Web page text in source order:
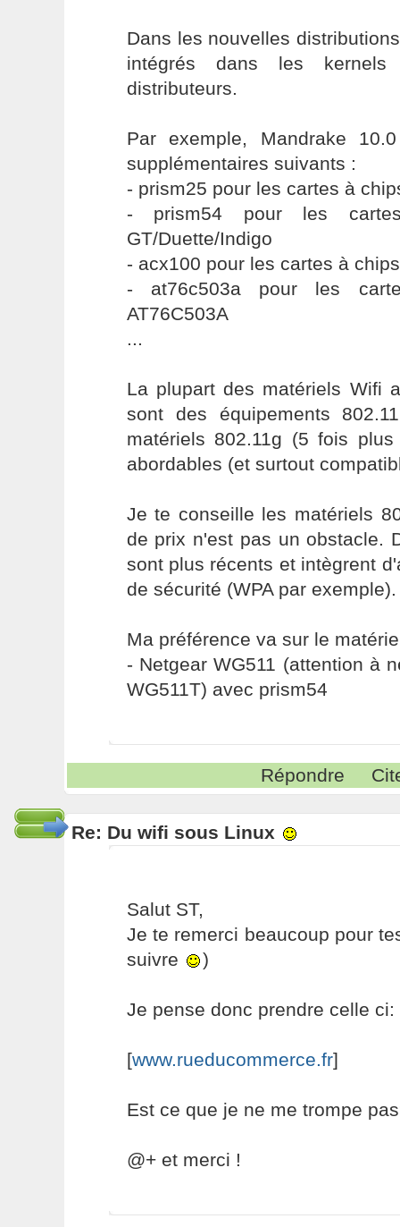
Dans les nouvelles
intégrés dans les
distributeurs.
Par exemple, Mandrake
supplémentaires suivants :
- prism25 pour les cartes à
- prism54 pour les
GT/Duette/Indigo
- acx100 pour les cartes à
- at76c503a pour les
AT76C503A
...
La plupart des matériels Wifi
sont des équipements
matériels 802.11g (5 fois
abordables (et surtout
Je te conseille les matériels
de prix n'est pas un obstacle.
sont plus récents et intègrent
de sécurité (WPA par exemple).
Ma préférence va sur le
- Netgear WG511 (attention à
WG511T) avec prism54
Répondre
Re: Du wifi sous Linux
Salut ST,
Je te remerci beaucoup pour
suivre
)
Je pense donc prendre celle ci:
[www.rueducommerce.fr]
Est ce que je ne me trompe
@+ et merci !